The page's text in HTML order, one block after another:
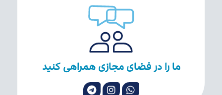
ما را در فضای مجازی همراهی کنید